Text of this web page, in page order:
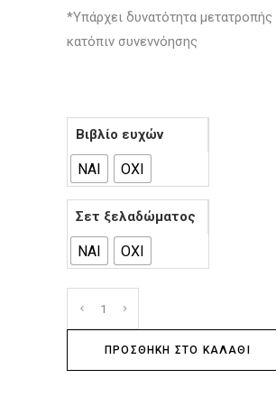
*Υπάρχει δυνατότητα
κατόπιν συνεννόησης
Βιβλίο ευχών
ΝΑΙ ΟΧΙ
Σετ ξελαδώματος
ΝΑΙ ΟΧΙ
ΠΡΟΣΘΉΚΗ ΣΤΟ ΚΑΛΆΘΙ